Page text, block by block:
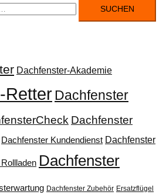
Dachfenster-Akademie
RetterDachfenster
Dachfenster
Dachfenster Kundendienst Dachfenster
Dachfenster
Dachfenster Zubehör Ersatzflügel